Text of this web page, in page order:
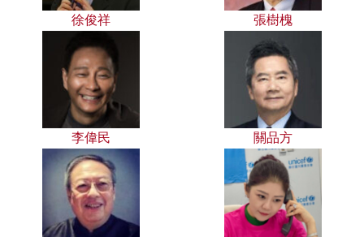
徐俊祥 張樹槐
李偉民 關品方